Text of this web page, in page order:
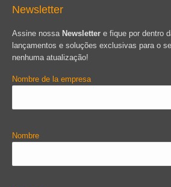
Newsletter
Assine nossa Newsletter e fique por dentro
lançamentos e soluções exclusivas para o
nenhuma atualização!
Nombre de la empresa
Nombre